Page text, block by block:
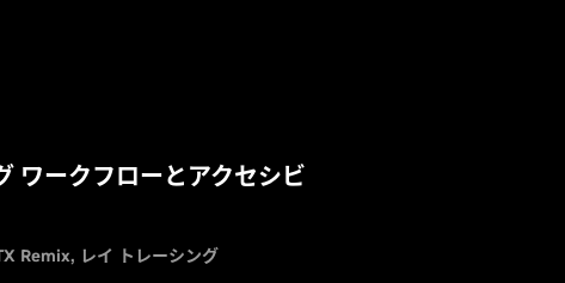
ワークフローとアクセシビ
Remix レイ トレーシング